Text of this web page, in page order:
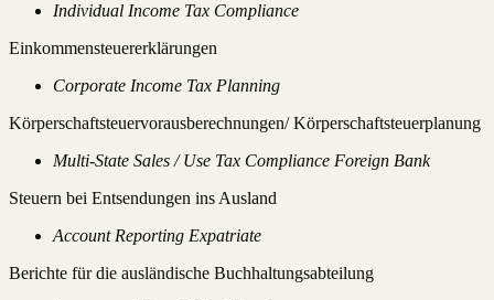
Individual Income Tax Compliance
Einkommensteuererklärungen
Corporate Income Tax Planning
Körperschaftsteuervorausberechnungen/ Körperschaftsteuerplanung
Multi-State Sales / Use Tax Compliance Foreign Bank
Steuern bei Entsendungen ins Ausland
Account Reporting Expatriate
Berichte für die ausländische Buchhaltungsabteilung